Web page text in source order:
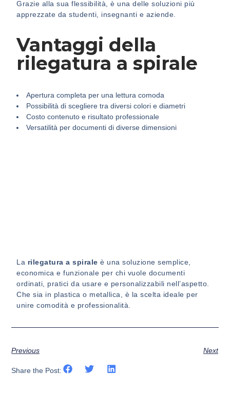
Grazie alla sua flessibilità, è una delle soluzioni più
apprezzate da studenti, insegnanti e aziende.
Vantaggi della
rilegatura a spirale
Apertura completa per una lettura comoda
Possibilità di scegliere tra diversi colori e diametri
Costo contenuto e risultato professionale
Versatilità per documenti di diverse dimensioni
La rilegatura a spirale è una soluzione semplice,
economica e funzionale per chi vuole documenti
ordinati, pratici da usare e personalizzabili nell’aspetto.
Che sia in plastica o metallica, è la scelta ideale per
unire comodità e professionalità.
Previous Next
Share the Post: